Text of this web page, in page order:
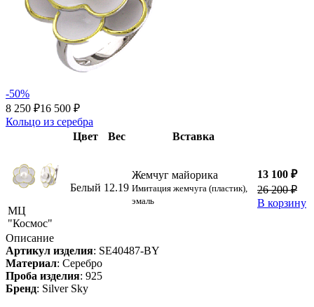
-50%
8 250 ₽16 500 ₽
Кольцо из серебра
Цвет
Вес Вставка
МЦ
"Космос"
Белый 12.19
Жемчуг майорика
Имитация жемчуга (пластик),
эмаль
13 100 ₽
26 200 ₽
В корзину
Описание
Артикул изделия: SE40487-BY
Материал: Серебро
Проба изделия: 925
Бренд: Silver Sky